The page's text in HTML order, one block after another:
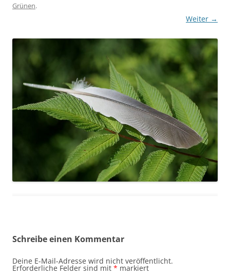
Grünen.
Weiter →
Schreibe einen Kommentar
Deine E-Mail-Adresse wird nicht veröffentlicht.
Erforderliche Felder sind mit * markiert